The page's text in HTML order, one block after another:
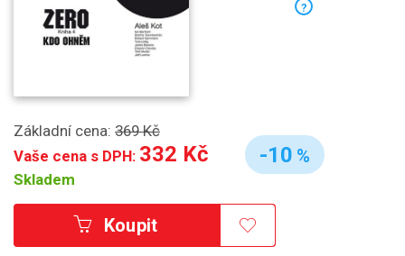
Základní cena: 369 Kč
Vaše cena s DPH: 332 Kč
Skladem
-10 %
Koupit
?